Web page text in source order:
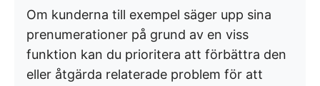
Om kunderna till exempel säger upp sina
prenumerationer på grund av en viss
funktion kan du prioritera att förbättra den
eller åtgärda relaterade problem för att